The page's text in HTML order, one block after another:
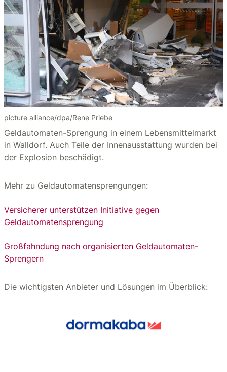
picture alliance/dpa/Rene Priebe
Geldautomaten-Sprengung in einem Lebensmittelmarkt
in Walldorf. Auch Teile der Innenausstattung wurden bei
der Explosion beschädigt.
Mehr zu Geldautomatensprengungen:
Versicherer unterstützen Initiative gegen
Geldautomatensprengung
Großfahndung nach organisierten Geldautomaten-
Sprengern
Die wichtigsten Anbieter und Lösungen im Überblick: